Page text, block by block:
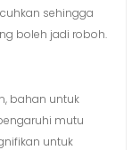
sehingga
boleh jadi roboh.
bahan untuk
mutu
untuk